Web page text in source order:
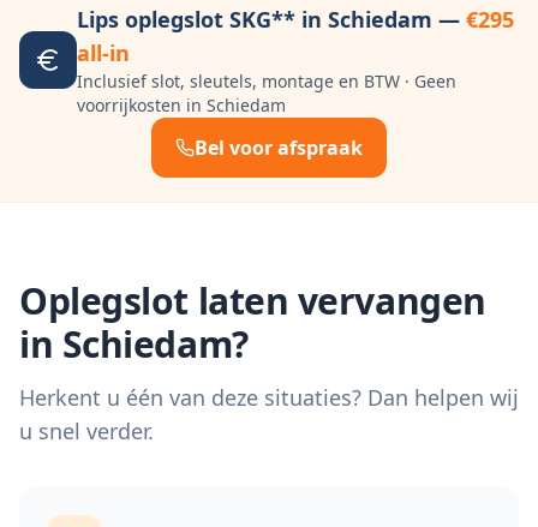
Lips oplegslot SKG** in Schiedam — €295
all-in
Inclusief slot, sleutels, montage en BTW · Geen
voorrijkosten in Schiedam
Bel voor afspraak
Oplegslot laten vervangen
in Schiedam?
Herkent u één van deze situaties? Dan helpen wij
u snel verder.